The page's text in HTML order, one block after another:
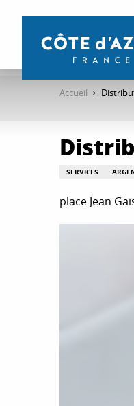
contenu
Accueil
SERVICES
place Jean